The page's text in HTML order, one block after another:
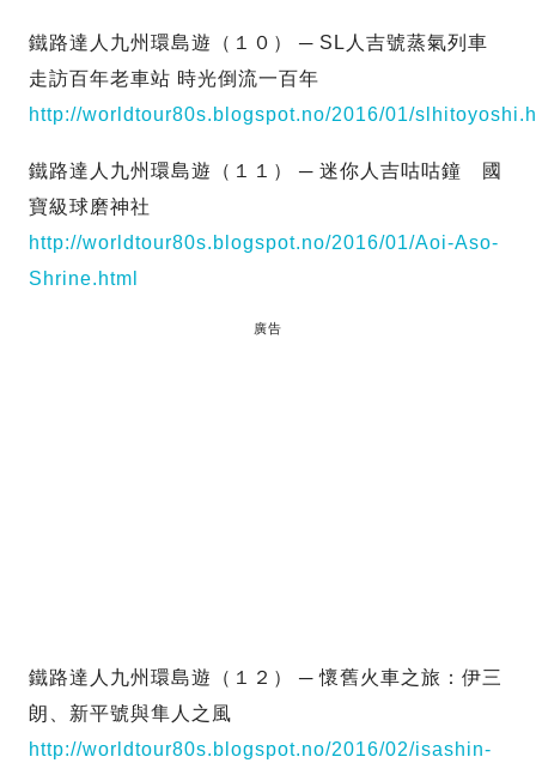
鐵路達人九州環島遊（１０） ─ SL人吉號蒸氣列車
走訪百年老車站 時光倒流一百年
http://worldtour80s.blogspot.no/2016/01/
鐵路達人九州環島遊（１１） ─ 迷你人吉咕咕鐘 國
寶級球磨神社
http://worldtour80s.blogspot.no/2016/01/Aoi-Aso-
Shrine.html
廣告
鐵路達人九州環島遊（１２） ─ 懷舊火車之旅：伊三
朗、新平號與隼人之風
http://worldtour80s.blogspot.no/2016/02/isashin-